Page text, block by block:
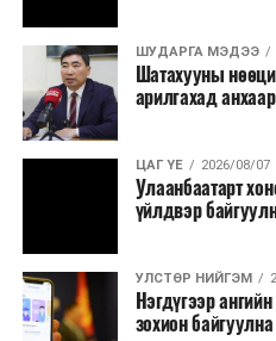
Урьдчилан
тушаалтны
томилолт, гадаадын
Зайлшгүй
тавилга, автомашин
Батлан хамгаалах,
Хуулиар заавал
контент, хэвлэлийн
ШУДАРГА МЭДЭЭ
Шатахууны
арилгахад
ЦАГ ҮЕ 2026/08/07
Улаанбаатарт
үйлдвэр
УЛСТӨР НИЙГЭМ
Нэгдүгээр
зохион байгуулна